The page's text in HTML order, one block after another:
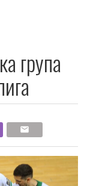
група